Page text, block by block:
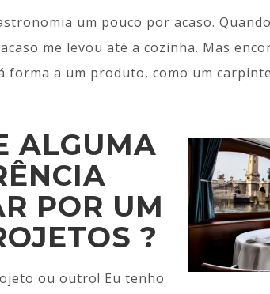
um pouco por acaso.
me levou até a cozinha. Mas
forma a um produto, como um
ALGUMA
POR UM
?
ou outro! Eu tenho